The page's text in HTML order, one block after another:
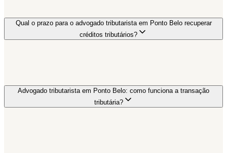
Qual o prazo para o advogado tributarista em Ponto Belo recuperar
créditos tributários?
Advogado tributarista em Ponto Belo: como funciona a transação
tributária?